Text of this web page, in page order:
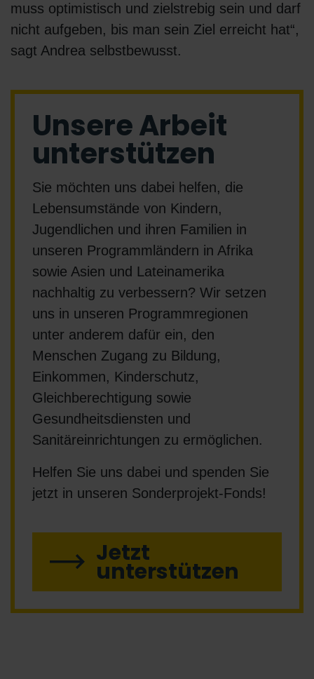
muss optimistisch und zielstrebig sein und darf
nicht aufgeben, bis man sein Ziel erreicht hat“,
sagt Andrea selbstbewusst.
Unsere Arbeit
unterstützen
Sie möchten uns dabei helfen, die
Lebensumstände von Kindern,
Jugendlichen und ihren Familien in
unseren Programmländern in Afrika
sowie Asien und Lateinamerika
nachhaltig zu verbessern? Wir setzen
uns in unseren Programmregionen
unter anderem dafür ein, den
Menschen Zugang zu Bildung,
Einkommen, Kinderschutz,
Gleichberechtigung sowie
Gesundheitsdiensten und
Sanitäreinrichtungen zu ermöglichen.
Helfen Sie uns dabei und spenden Sie
jetzt in unseren Sonderprojekt-Fonds!
Jetzt
unterstützen